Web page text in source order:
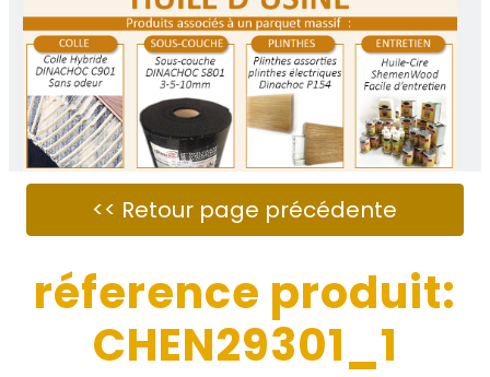
réference produit:
CHEN29301_1